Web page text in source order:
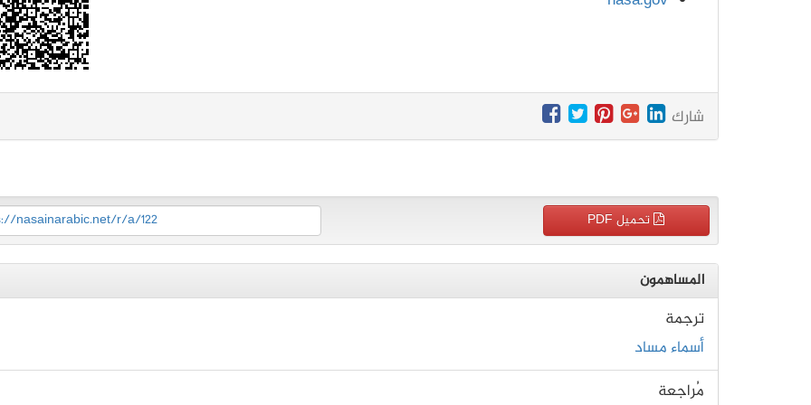
شارك
تحميل PDF nasainarabic.net/r/a/122
المساهمون
ترجمة
أسماء مساد
مُراجعة